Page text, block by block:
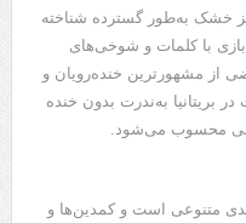
طنز خشک به‌طور گسترده شناخته
با کلمات و شوخی‌های
از مشهورترین خنده‌رویان و
بریتانیا به‌ندرت بدون خنده
محسوب می‌شود.
متنوعی است و کمدین‌ها و